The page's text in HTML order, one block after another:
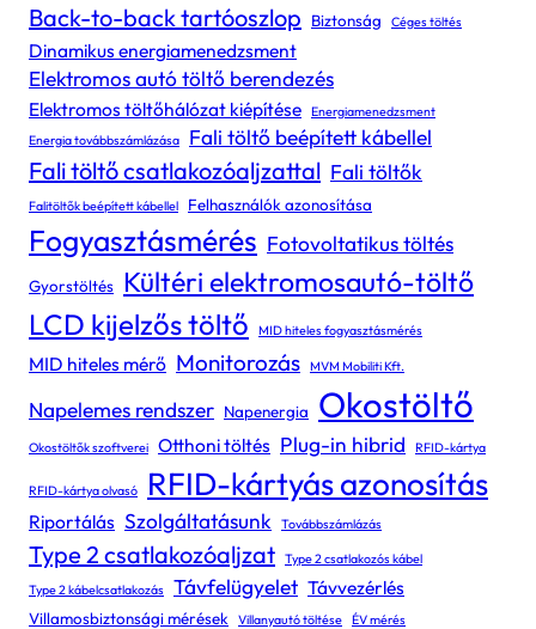
Back-to-back tartóoszlop
Biztonság Céges töltés
Dinamikus energiamenedzsment
Elektromos autó töltő berendezés
Elektromos töltőhálózat kiépítése Energiamenedzsment
Energia továbbszámlázása
Fali töltő beépített kábellel
Fali töltő csatlakozóaljzattal Fali töltők
Falitöltők beépített kábellel Felhasználók azonosítása
Fogyasztásmérés Fotovoltatikus töltés
Gyorstöltés Kültéri elektromosautó-töltő
LCD kijelzős töltő MID hiteles fogyasztásmérés
MID hiteles mérő Monitorozás MVM Mobiliti Kft.
Napelemes rendszer Napenergia Okostöltő
Okostöltők szoftverei Otthoni töltés Plug-in hibrid RFID-kártya
RFID-kártya olvasó RFID-kártyás azonosítás
Riportálás Szolgáltatásunk Továbbszámlázás
Type 2 csatlakozóaljzat Type 2 csatlakozós kábel
Type 2 kábelcsatlakozás Távfelügyelet Távvezérlés
Villamosbiztonsági mérések Villanyautó töltése ÉV mérés